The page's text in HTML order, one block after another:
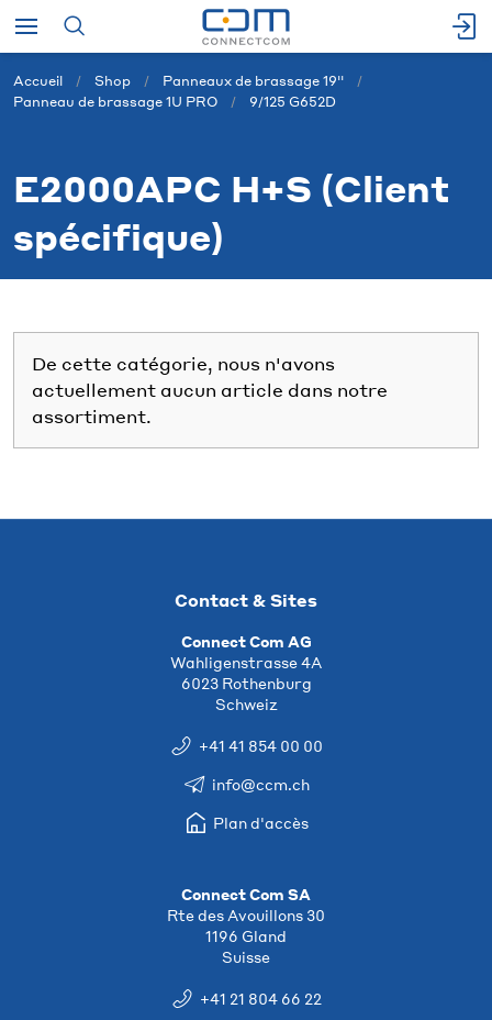
Accueil Shop
Panneaux de brassage 19''
Panneau de brassage 1U PRO
9/125 G652D
E2000APC H+S (Client
spécifique)
De cette catégorie, nous n'avons
actuellement aucun article dans notre
assortiment.
Contact & Sites
Connect Com AG
Wahligenstrasse 4A
6023 Rothenburg
Schweiz
+41 41 854 00 00
info@ccm.ch
Plan d'accès
Connect Com SA
Rte des Avouillons 30
1196 Gland
Suisse
+41 21 804 66 22